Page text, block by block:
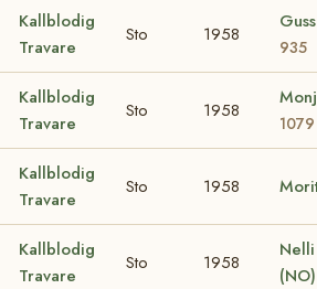
Kallblodig
Travare
Sto 1958
935
Kallblodig
Travare
Sto 1958
1079
Kallblodig
Travare
Sto 1958
Kallblodig
Travare
Sto 1958
(NO)